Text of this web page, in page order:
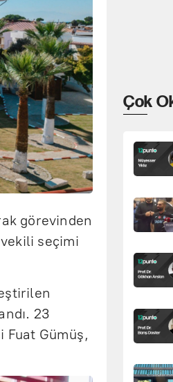
görevinden
seçimi
23
Fuat Gümüş,
Çok